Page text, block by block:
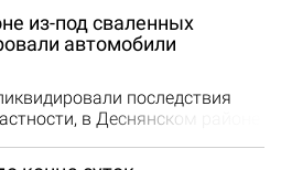
вызова и ограничили
Специалисты
осмотрели и проверили
Это был макет
из-под сваленных
автомобили
последствия
в Деснянском районе
4 спасателя 2 АРВ